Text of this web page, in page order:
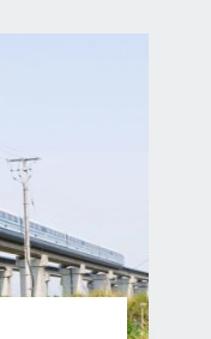
及時間均以
無法辨識
何責任。
廣（部分或
及細則，而